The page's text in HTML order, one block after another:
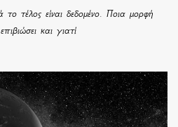
τέλος είναι δεδομένο. Ποια μορφή
και γιατί